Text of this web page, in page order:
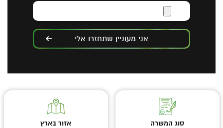
אני מעוניין שתחזרו אלי
סוג המשרה אזור בארץ